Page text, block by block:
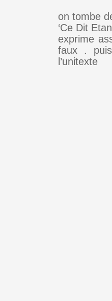
on tombe
‘Ce Dit
exprime
faux .
l’unitexte